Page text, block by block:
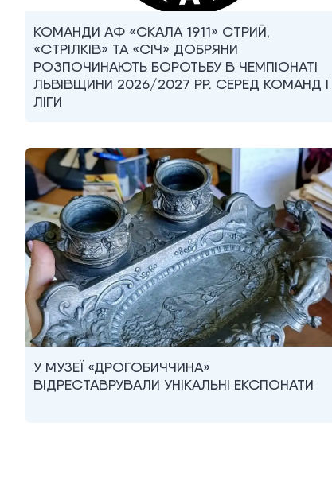
КОМАНДИ АФ «СКАЛА 1911» СТРИЙ,
«СТРІЛКІВ» ТА «СІЧ» ДОБРЯНИ
РОЗПОЧИНАЮТЬ БОРОТЬБУ В ЧЕМПІОНАТІ
ЛЬВІВЩИНИ 2026/2027 РР. СЕРЕД КОМАНД I
ЛІГИ
У МУЗЕЇ «ДРОГОБИЧЧИНА»
ВІДРЕСТАВРУВАЛИ УНІКАЛЬНІ ЕКСПОНАТИ